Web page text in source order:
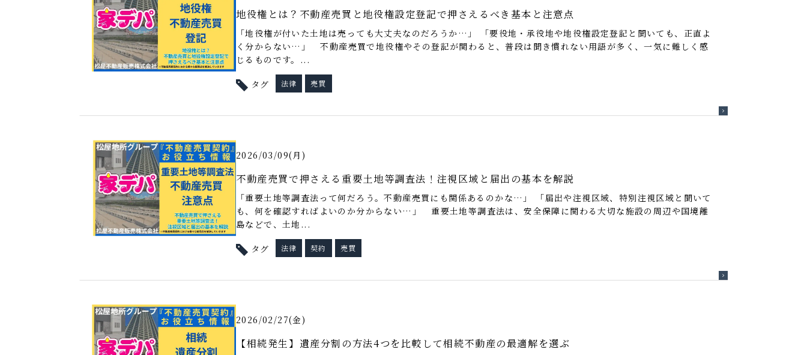
地役権とは？不動産売買と地役権設定登記で押さえるべき基本と注意点
「地役権が付いた土地は売っても大丈夫なのだろうか…」 「要役地・承役地や地役権設定登記と聞いても、正直よ
く分からない…」 不動産売買で地役権やその登記が関わると、普段は聞き慣れない用語が多く、一気に難しく感
じるものです。...
タグ 法律 売買
2026/03/09(月)
不動産売買で押さえる重要土地等調査法！注視区域と届出の基本を解説
「重要土地等調査法って何だろう。不動産売買にも関係あるのかな…」 「届出や注視区域、特別注視区域と聞いて
も、何を確認すればよいのか分からない…」 重要土地等調査法は、安全保障に関わる大切な施設の周辺や国境離
島などで、土地...
タグ 法律 契約 売買
2026/02/27(金)
【相続発生】遺産分割の方法4つを比較して相続不動産の最適解を選ぶ